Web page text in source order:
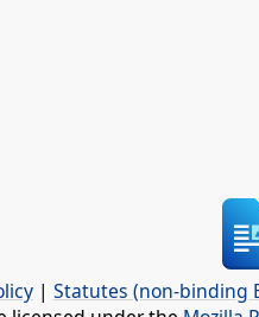
| Statutes (non-binding